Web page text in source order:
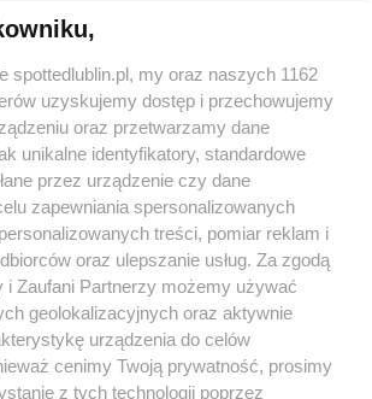
z treści
spottedlublin.pl, my oraz naszych 1162
uzyskujemy dostęp i przechowujemy
oraz przetwarzamy dane
unikalne identyfikatory, standardowe
przez urządzenie czy dane
zapewniania spersonalizowanych
treści, pomiar reklam i
oraz ulepszanie usług. Za zgodą
i Zaufani Partnerzy możemy używać
geolokalizacyjnych oraz aktywnie
urządzenia do celów
cenimy Twoją prywatność, prosimy
z tych technologii poprzez